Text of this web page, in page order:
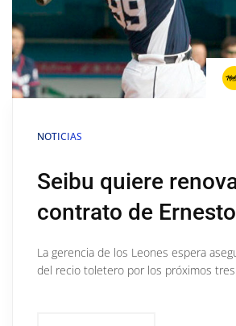
NOTICIAS
Seibu quiere
contrato de
La gerencia de los Leones espera
del recio toletero por los próximos